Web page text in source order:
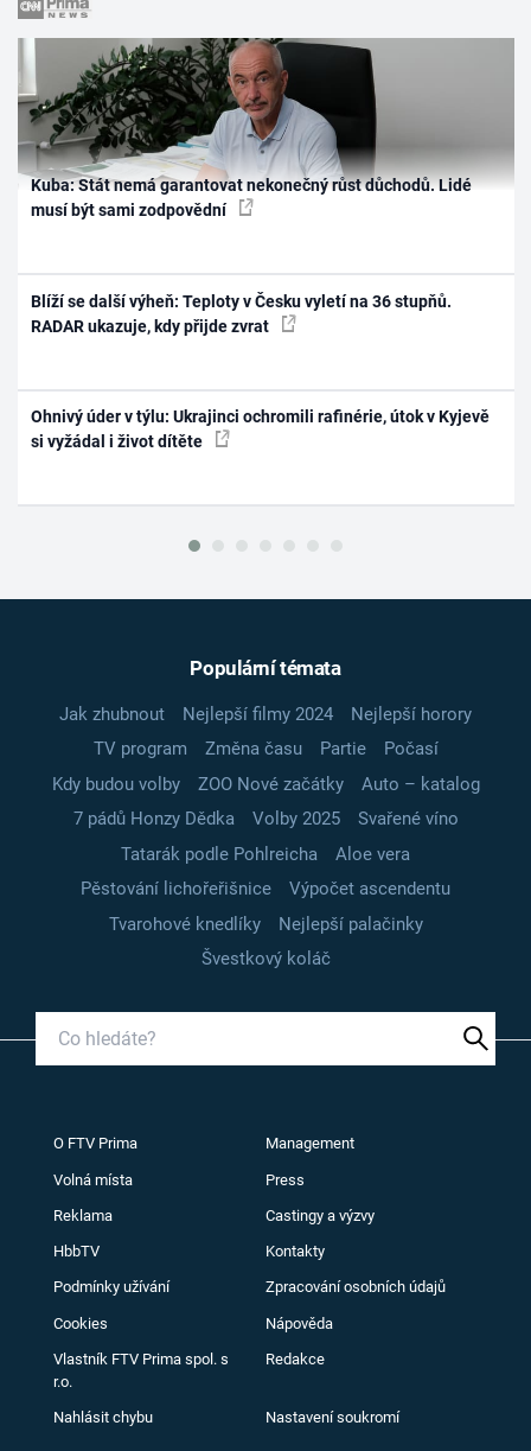
Kuba: Stát nemá garantovat nekonečný růst důchodů. Lidé
musí být sami zodpovědní
Blíží se další výheň: Teploty v Česku vyletí na 36 stupňů.
RADAR ukazuje, kdy přijde zvrat
Ohnivý úder v týlu: Ukrajinci ochromili rafinérie, útok v Kyjevě
si vyžádal i život dítěte
Populární témata
Jak zhubnout Nejlepší filmy 2024
Nejlepší horory
TV program
Změna času Partie
Počasí
Kdy budou volby
ZOO Nové začátky
Auto – katalog
7 pádů Honzy Dědka
Volby 2025
Svařené víno
Tatarák podle Pohlreicha
Aloe vera
Pěstování lichořeřišnice
Výpočet ascendentu
Tvarohové knedlíky
Nejlepší palačinky
Švestkový koláč
O FTV Prima Management
Volná místa Press
Reklama Castingy a výzvy
HbbTV Kontakty
Podmínky užívání Zpracování osobních údajů
Cookies Nápověda
Vlastník FTV Prima spol. s
r.o.
Redakce
Nahlásit chybu Nastavení soukromí